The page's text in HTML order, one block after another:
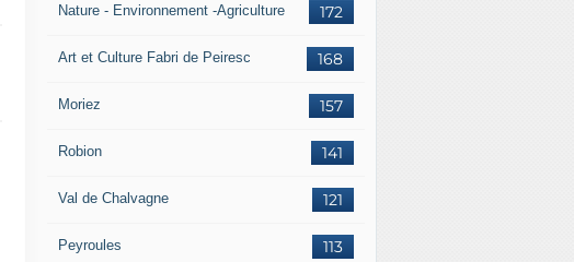
172
Nature - Environnement -Agriculture
168
Art et Culture Fabri de Peiresc
157
Moriez
141
Robion
121
Val de Chalvagne
113
Peyroules